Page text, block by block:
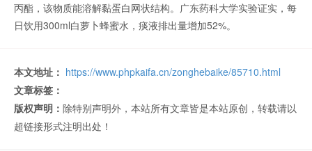
丙酯，该物质能溶解黏蛋白网状结构。广东药科大学实验证实，每
日饮用300ml白萝卜蜂蜜水，痰液排出量增加52%。
本文地址： https://www.phpkaifa.cn/zonghebaike/85710.html
文章标签：
版权声明： 除特别声明外，本站所有文章皆是本站原创，转载请以
超链接形式注明出处！